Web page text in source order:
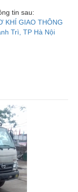
tin sau:
KHÍ GIAO THÔNG
Trì, TP Hà Nội